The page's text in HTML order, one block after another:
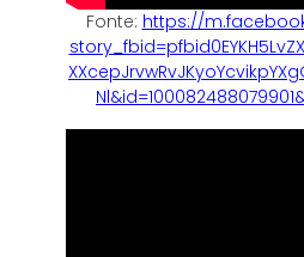
Fonte: https://